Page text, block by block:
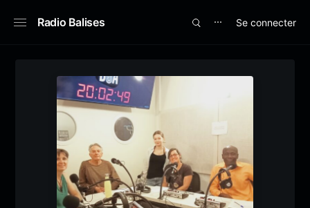
Radio Balises ⋯ Se connecter